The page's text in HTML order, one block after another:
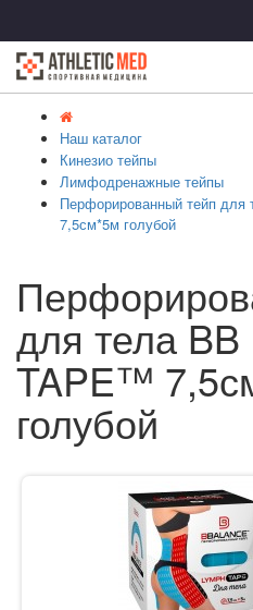
Наш каталог
Кинезио тейпы
Лимфодренажные тейпы
Перфорированный тейп
7,5см*5м голубой
для тела BB
TAPE™
голубой